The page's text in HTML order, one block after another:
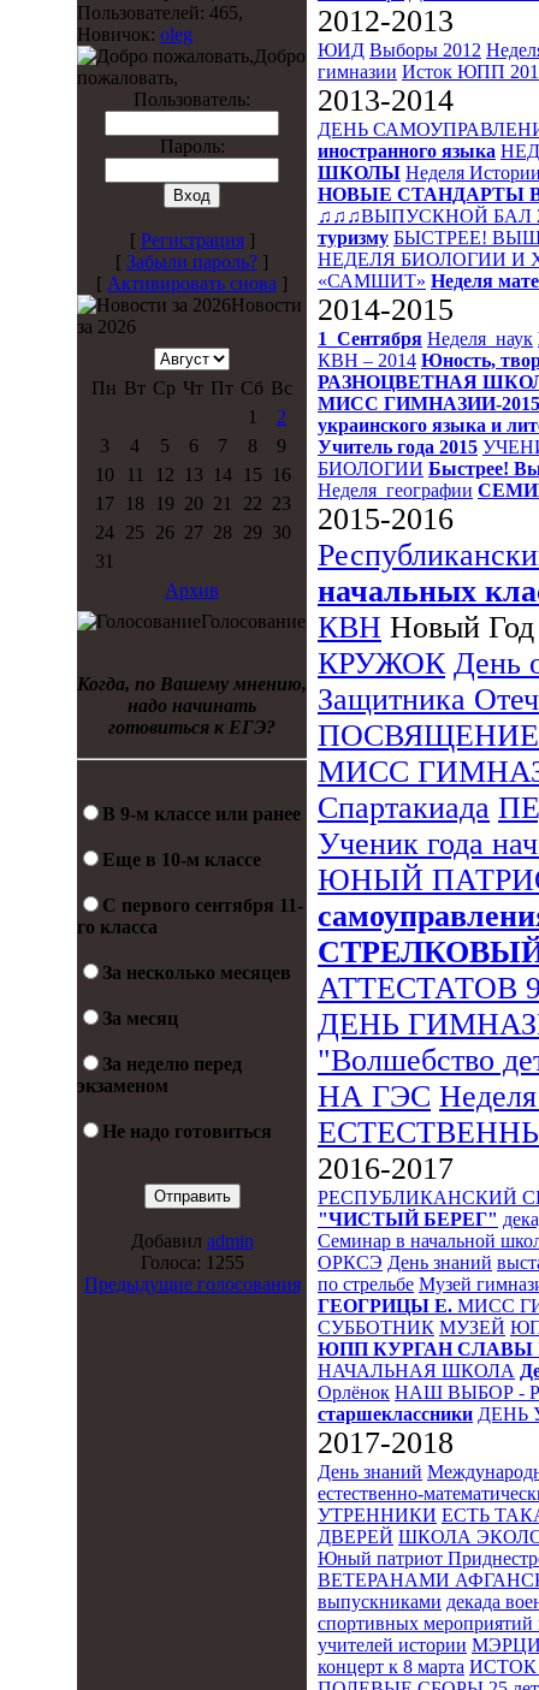
Пользователей: 465,
Новичок: oleg
Добро
пожаловать,
Пользователь:
Пароль:
[ Регистрация]
[ Забыли пароль? ]
[ Активировать снова ]
Новости
за 2026
Пн Вт Ср Чт Пт Сб Вс
1
2
3
4 5 6 7 8
9
10
11 12 13 14 15
16
17
18 19 20 21 22 23
24
25 26 27 28 29 30
31
Архив
Голосование
Когда, по Вашему мнению,
надо начинать
готовиться к ЕГЭ?
В 9-м классе или ранее
Еще в 10-м классе
С первого сентября 11-
го класса
За несколько месяцев
За месяц
За неделю перед
экзаменом
Не надо готовиться
Добавил admin
Голоса: 1255
Предыдущие голосования
2012-2013
ЮИД Выборы 2012
гимназии Исток ЮПП
2013-2014
ДЕНЬ
иностранного языка
ШКОЛЫ Неделя
НОВЫЕ СТАНДАРТЫ
♫♫♫ВЫПУСКНОЙ БАЛ
туризму БЫСТРЕЕ!
НЕДЕЛЯ БИОЛОГИИ И
«САМШИТ» Неделя
2014-2015
1_Сентября Неделя_наук
КВН – 2014 Юность,
РАЗНОЦВЕТНАЯ
МИСС ГИМНАЗИИ-2015
украинского языка и
Учитель года 2015
БИОЛОГИИ Быстрее!
Неделя_географии
2015-2016
начальных
КВН Новый
КРУЖОК День
Защитника
МИСС
Спартакиада
Ученик года
ЮНЫЙ
АТТЕСТАТОВ
ДЕНЬ
"Волшебство
НА ГЭС
2016-2017
РЕСПУБЛИКАНСКИЙ
"ЧИСТЫЙ БЕРЕГ"
Семинар в начальной
ОРКСЭ День знаний
по стрельбе Музей
ГЕОГРИЦЫ Е. МИСС
СУББОТНИК МУЗЕЙ
ЮПП КУРГАН СЛАВЫ
НАЧАЛЬНАЯ ШКОЛА
Орлёнок НАШ ВЫБОР -
старшеклассники ДЕНЬ
2017-2018
День знаний
естественно-
УТРЕННИКИ ЕСТЬ
ДВЕРЕЙ ШКОЛА
Юный патриот
ВЕТЕРАНАМИ
выпускниками декада
спортивных мероприятий
учителей истории
концерт к 8 марта ИСТОК